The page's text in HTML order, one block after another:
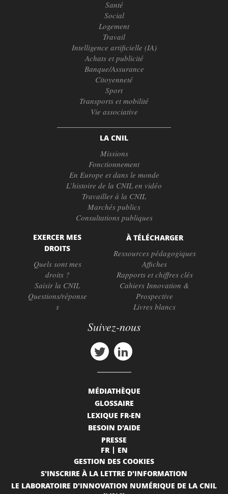
Santé
Social
Logement
Travail
Intelligence artificielle (IA)
Achats et publicité
Banque/Assurance
Citoyenneté
Sport
Transports et mobilité
Vie associative
LA CNIL
Missions
Fonctionnement
En Europe et dans le monde
L’histoire de la CNIL en vidéo
Travailler à la CNIL
Marchés publics
Consultations publiques
EXERCER MES
DROITS
Quels sont mes
droits ?
Saisir la CNIL
Questions/réponse
s
À TÉLÉCHARGER
Ressources pédagogiques
Affiches
Rapports et chiffres clés
Cahiers Innovation &
Prospective
Livres blancs
Suivez-nous
MÉDIATHÈQUE
GLOSSAIRE
LEXIQUE FR-EN
BESOIN D'AIDE
PRESSE
FR
EN
GESTION DES COOKIES
S'INSCRIRE À LA LETTRE D'INFORMATION
LE LABORATOIRE D'INNOVATION NUMÉRIQUE DE LA CNIL